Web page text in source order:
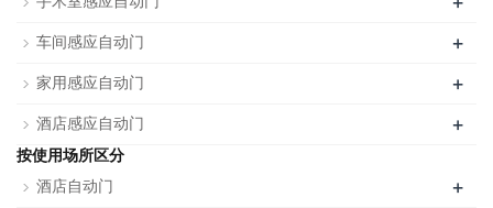
车间感应自动门 +
家用感应自动门 +
酒店感应自动门 +
按使用场所区分
酒店自动门
+